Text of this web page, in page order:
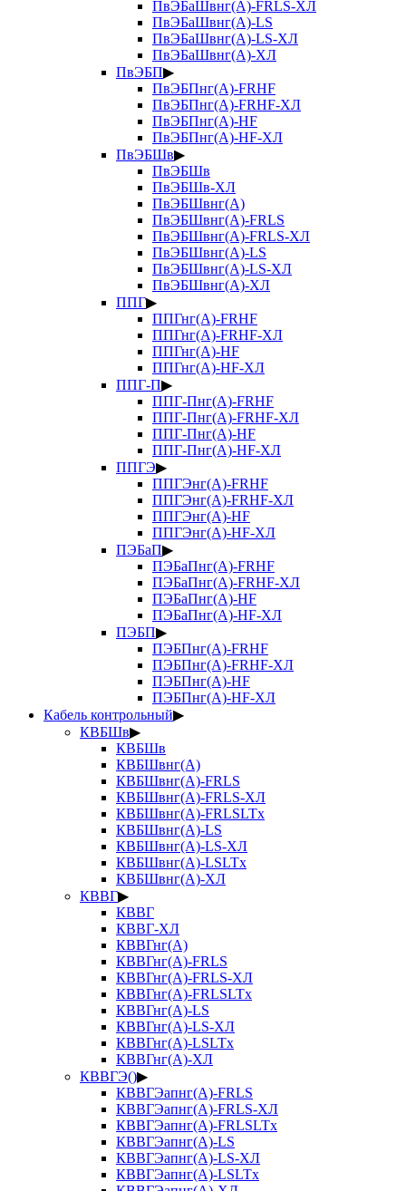
ПвЭБаШвнг(А)-FRLS-ХЛ
ПвЭБаШвнг(А)-LS
ПвЭБаШвнг(А)-LS-ХЛ
ПвЭБаШвнг(А)-ХЛ
ПвЭБП▶
ПвЭБПнг(А)-FRHF
ПвЭБПнг(А)-FRHF-ХЛ
ПвЭБПнг(А)-HF
ПвЭБПнг(А)-HF-ХЛ
ПвЭБШв▶
ПвЭБШв
ПвЭБШв-ХЛ
ПвЭБШвнг(А)
ПвЭБШвнг(А)-FRLS
ПвЭБШвнг(А)-FRLS-ХЛ
ПвЭБШвнг(А)-LS
ПвЭБШвнг(А)-LS-ХЛ
ПвЭБШвнг(А)-ХЛ
ППГ▶
ППГнг(А)-FRHF
ППГнг(А)-FRHF-ХЛ
ППГнг(А)-HF
ППГнг(А)-HF-ХЛ
ППГ-П▶
ППГ-Пнг(А)-FRHF
ППГ-Пнг(А)-FRHF-ХЛ
ППГ-Пнг(А)-HF
ППГ-Пнг(А)-HF-ХЛ
ППГЭ▶
ППГЭнг(А)-FRHF
ППГЭнг(А)-FRHF-ХЛ
ППГЭнг(А)-HF
ППГЭнг(А)-HF-ХЛ
ПЭБаП▶
ПЭБаПнг(А)-FRHF
ПЭБаПнг(А)-FRHF-ХЛ
ПЭБаПнг(А)-HF
ПЭБаПнг(А)-HF-ХЛ
ПЭБП▶
ПЭБПнг(А)-FRHF
ПЭБПнг(А)-FRHF-ХЛ
ПЭБПнг(А)-HF
ПЭБПнг(А)-HF-ХЛ
Кабель контрольный▶
КВБШв▶
КВБШв
КВБШвнг(А)
КВБШвнг(А)-FRLS
КВБШвнг(А)-FRLS-ХЛ
КВБШвнг(А)-FRLSLTx
КВБШвнг(А)-LS
КВБШвнг(А)-LS-ХЛ
КВБШвнг(А)-LSLTx
КВБШвнг(А)-ХЛ
КВВГ▶
КВВГ
КВВГ-ХЛ
КВВГнг(А)
КВВГнг(А)-FRLS
КВВГнг(А)-FRLS-ХЛ
КВВГнг(А)-FRLSLTx
КВВГнг(А)-LS
КВВГнг(А)-LS-ХЛ
КВВГнг(А)-LSLTx
КВВГнг(А)-ХЛ
КВВГЭ()▶
КВВГЭапнг(А)-FRLS
КВВГЭапнг(А)-FRLS-ХЛ
КВВГЭапнг(А)-FRLSLTx
КВВГЭапнг(А)-LS
КВВГЭапнг(А)-LS-ХЛ
КВВГЭапнг(А)-LSLTx